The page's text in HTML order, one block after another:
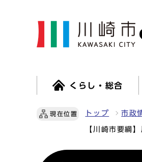
くらし・総合
現在位置 トップ 市政
【川崎市要綱